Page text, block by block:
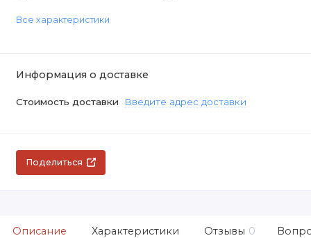
Все характеристики
Информация о доставке
Стоимость доставки Введите адрес доставки
Поделиться
Описание Характеристики Отзывы 0